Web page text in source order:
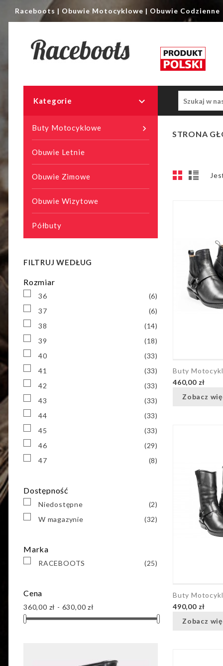
Raceboots | Obuwie Motocyklowe | Obuwie Codzienne
Kategorie 

Buty Motocyklowe
Obuwie Letnie
Obuwie Zimowe
Obuwie Wizytowe
Półbuty
FILTRUJ WEDŁUG
Rozmiar
36
(6)
37
(6)
38
(14)
39
(18)
40
(33)
41
(33)
42
(33)
43
(33)
44
(33)
45
(33)
46
(29)
47
(8)
Dostępność
Niedostępne
(2)
W magazynie
(32)
Marka
RACEBOOTS (25)
Cena
360,00 zł - 630,00 zł
STRONA
Buty
460,00 zł
Zobacz
Buty
490,00 zł
Zobacz